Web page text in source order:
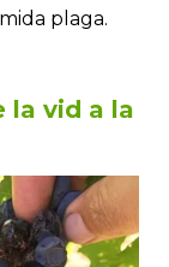
plaga.
la vid a la